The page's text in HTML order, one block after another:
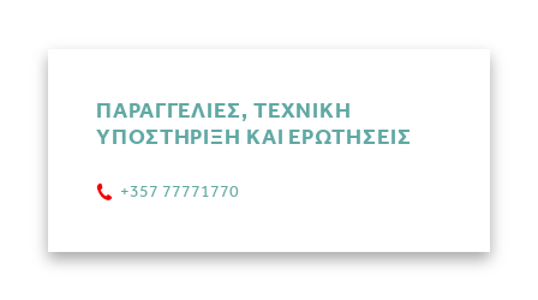
ΠΑΡΑΓΓΕΛΙΕΣ, ΤΕΧΝΙΚΗ
ΥΠΟΣΤΗΡΙΞΗ ΚΑΙ ΕΡΩΤΗΣΕΙΣ
+357 77771770